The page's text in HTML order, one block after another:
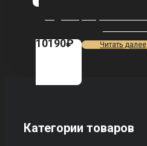
10190₽ Читать далее
Категории товаров